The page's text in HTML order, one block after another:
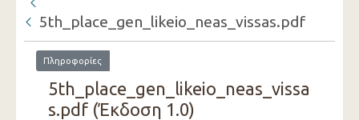
5th_place_gen_likeio_neas_vissas.pdf
Πληροφορίες
5th_place_gen_likeio_neas_vissa
s.pdf (Έκδοση 1.0)